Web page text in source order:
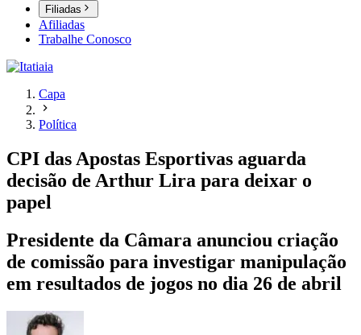
Filiadas
Afiliadas
Trabalhe Conosco
Capa
Política
CPI das Apostas Esportivas aguarda
decisão de Arthur Lira para deixar o
papel
Presidente da Câmara anunciou criação
de comissão para investigar manipulação
em resultados de jogos no dia 26 de abril